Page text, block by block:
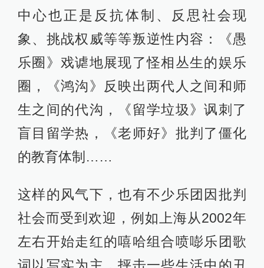
中心也正是反抗体制、反思社会现
象、挑战权威等等叛逆性内容：《愚
乐圈》戏谑地展现了怪相丛生的娱乐
圈，《鸿沟》反映出两代人之间和师
生之间的代沟，《留学垃圾》讽刺了
盲目留学热，《老师好》批判了僵化
的教育体制……
这样的风气下，也有不少乐团因批判
社会而受到欢迎，例如上海从2002年
左右开始走红的嘻哈组合喷嘭乐团歌
词以写实为主，抨击一些生活中的丑